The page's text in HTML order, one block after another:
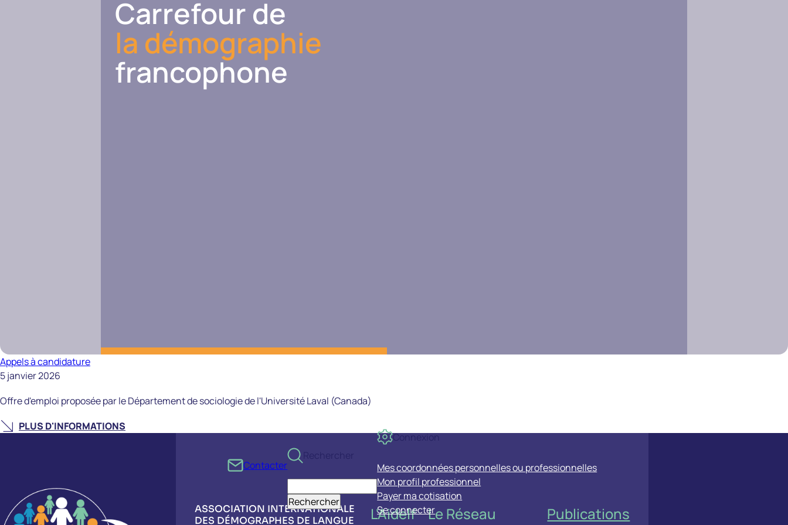
Carrefour de
la démographie
francophone
Appels à candidature
5 janvier 2026
Offre d'emploi proposée par le Département de sociologie de l'Université Laval (Canada)
PLUS D'INFORMATIONS
Image
Contact
Contacter
Connexion
Mes coordonnées personnelles ou professionnelles
Mon profil professionnel
Payer ma cotisation
Se connecter
ASSOCIATION INTERNATIONALE
DES DÉMOGRAPHES DE LANGUE
Pied
L'Aidelf Le Réseau Publications